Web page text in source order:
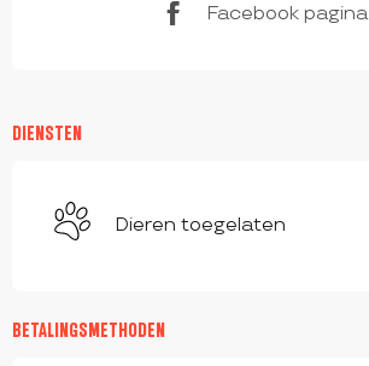
Facebook pagina
DIENSTEN
Dieren toegelaten
BETALINGSMETHODEN